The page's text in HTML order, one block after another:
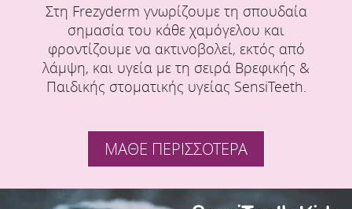
Στη Frezyderm γνωρίζουμε τη σπουδαία
σημασία του κάθε χαμόγελου και
φροντίζουμε να ακτινοβολεί, εκτός από
λάμψη, και υγεία με τη σειρά Βρεφικής &
Παιδικής στοματικής υγείας SensiTeeth.
ΜΑΘΕ ΠΕΡΙΣΣΟΤΕΡΑ